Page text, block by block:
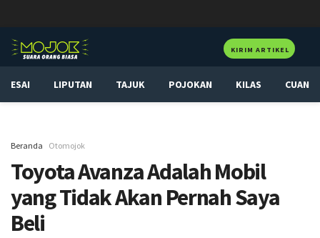
KIRIM ARTIKEL
ESAI LIPUTAN TAJUK POJOKAN KILAS CUAN
Beranda Otomojok
Toyota Avanza Adalah Mobil
yang Tidak Akan Pernah Saya
Beli